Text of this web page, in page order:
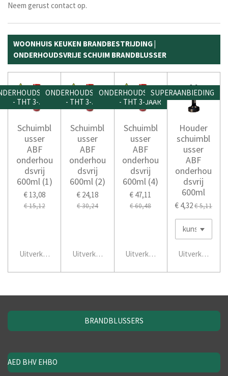
Neem gerust contact op.
WOONHUIS KEUKEN BRANDBESTRIJDING |
ONDERHOUDSVRIJE SCHUIM BRANDBLUSSER
- THT 3-JAAR
Schuimbl
usser
ABF
onderhou
dsvrij
600ml (1)
€ 13,08
€ 15,12
Uitverkocht
ONDERHOUDSVRIJ
- THT 3-JAAR
Schuimbl
usser
ABF
onderhou
dsvrij
600ml (2)
€ 24,18
€ 30,24
Uitverkocht
ONDERHOUDSVRIJ
- THT 3-JAAR
Schuimbl
usser
ABF
onderhou
dsvrij
600ml (4)
€ 47,11
€ 60,48
Uitverkocht
SUPERAANBIEDING
Houder
schuimbl
usser
ABF
onderhou
dsvrij
600ml
€ 4,32€ 5,11
Uitverkocht
BRANDBLUSSERS
AED BHV EHBO